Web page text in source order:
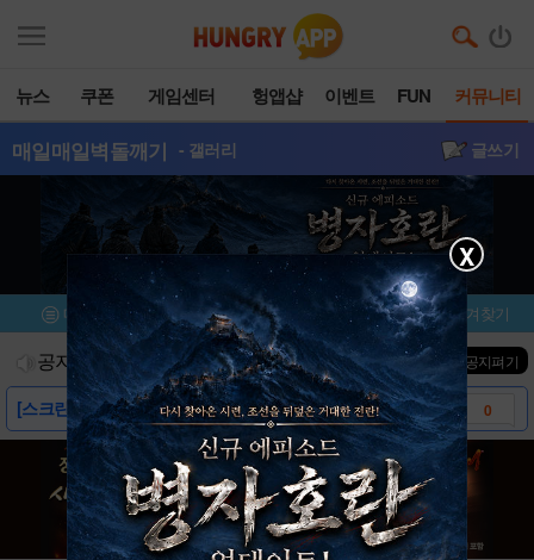
뉴스 쿠폰 게임센터 헝앱샵 이벤트 FUN 커뮤니티
매일매일벽돌깨기 - 갤러리 글쓰기
메뉴 이벤트/미션 설치/평가 즐겨찾기
공지사항 진행중인 이벤트0건 ▼ 공지펴기
[스크린샷]-매일매일 벽돌깨기 0
[동영상]-매일매일 벽돌깨기
[다운로드 링크]-매일매일 벽돌깨기
[공지] 유저 팁/공략 모음 UPDATE 9/..
X